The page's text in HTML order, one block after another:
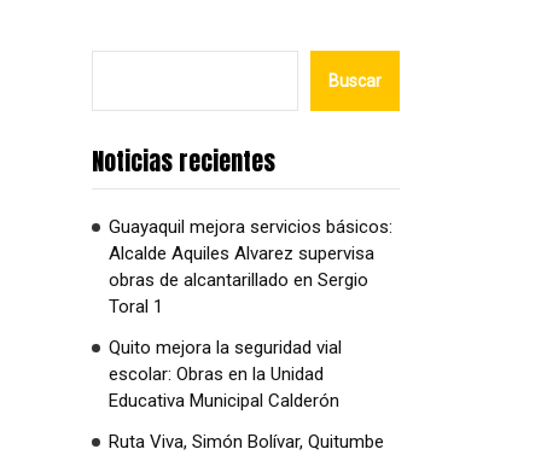
Buscar
Noticias recientes
Guayaquil mejora servicios básicos:
Alcalde Aquiles Alvarez supervisa
obras de alcantarillado en Sergio
Toral 1
Quito mejora la seguridad vial
escolar: Obras en la Unidad
Educativa Municipal Calderón
Ruta Viva, Simón Bolívar, Quitumbe